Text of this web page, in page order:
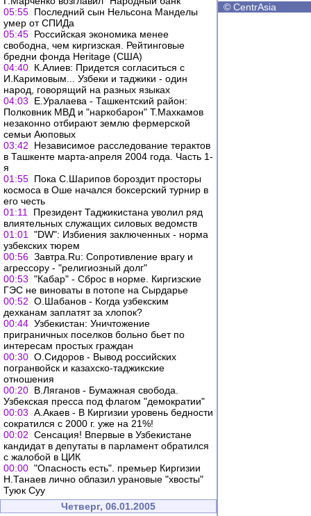
05:55 Последний сын Нельсона Манделы
умер от СПИДа
05:45 Российская экономика менее
свободна, чем киргизская. Рейтинговые
бредни фонда Heritage (США)
04:40 К.Алиев: Придется согласиться с
И.Каримовым... Узбеки и таджики - один
народ, говорящий на разных языках
04:03
Е.Уралаева - Ташкентский район:
Полковник МВД и "наркобарон" Т.Махкамов
незаконно отбирают землю фермерской
семьи Аюповых
03:42
Независимое расследование терактов
в Ташкенте марта-апреля 2004 года. Часть 1-
я
01:55 Пока С.Шарипов бороздит просторы
космоса в Оше начался боксерский турнир в
его честь
01:11
Президент Таджикистана уволил ряд
влиятельных служащих силовых ведомств
01:01
"DW": Избиения заключенных - норма
узбекских тюрем
00:56 Завтра.Ru: Сопротивление врагу и
агрессору - "религиозный долг"
00:53 "Кабар" - Сброс в норме. Киргизские
ГЭС не виноваты в потопе на Сырдарье
00:52 О.Шабанов - Когда узбекским
дехканам заплатят за хлопок?
00:44 Узбекистан: Уничтожение
приграничных поселков больно бьет по
интересам простых граждан
00:30 О.Сидоров - Вывод российских
погранвойск и казахско-таджикские
отношения
00:20 В.Ляганов - Бумажная свобода.
Узбекская пресса под флагом "демократии"
00:03 А.Акаев - В Киргизии уровень бедности
сократился с 2000 г. уже на 21%!
00:02 Сенсация! Впервые в Узбекистане
кандидат в депутаты в парламент обратился
с жалобой в ЦИК
00:00 "Опасность есть". премьер Киргизии
Н.Танаев лично облазил урановые "хвосты"
Туюк Суу
Четверг, 06.01.2005
© CentrAsia